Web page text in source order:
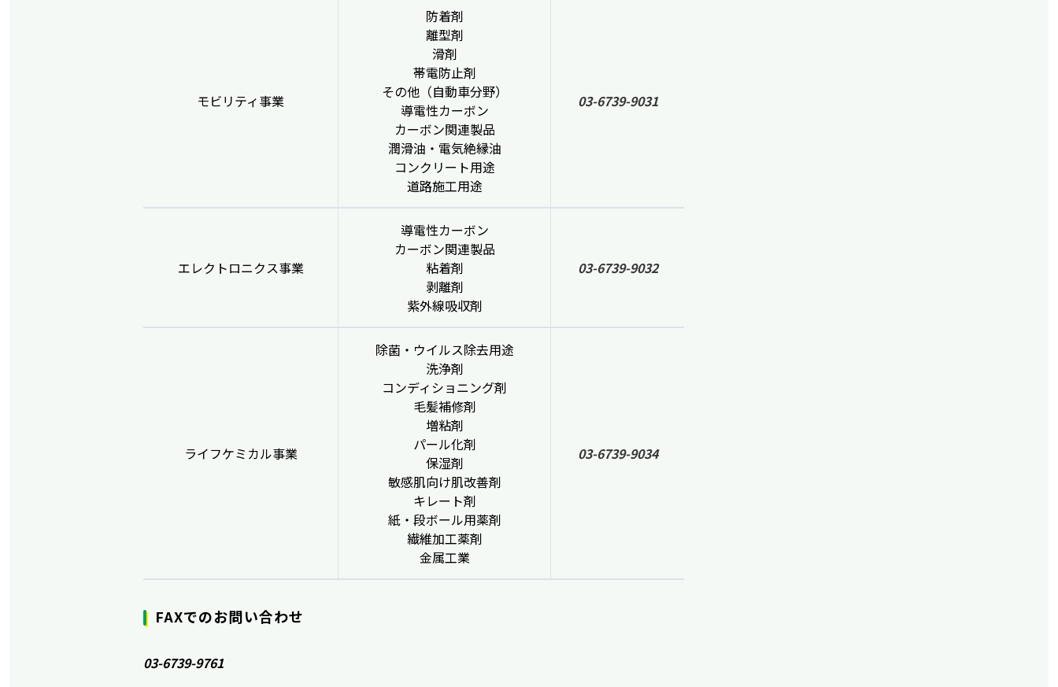
モビリティ事業
防着剤
離型剤
滑剤
帯電防止剤
その他（自動車分野）
導電性カーボン
カーボン関連製品
潤滑油・電気絶縁油
コンクリート用途
道路施工用途
03-6739-9031
エレクトロニクス事業
導電性カーボン
カーボン関連製品
粘着剤
剥離剤
紫外線吸収剤
03-6739-9032
ライフケミカル事業
除菌・ウイルス除去用途
洗浄剤
コンディショニング剤
毛髪補修剤
増粘剤
パール化剤
保湿剤
敏感肌向け肌改善剤
キレート剤
紙・段ボール用薬剤
繊維加工薬剤
金属工業
03-6739-9034
FAXでのお問い合わせ
03-6739-9761